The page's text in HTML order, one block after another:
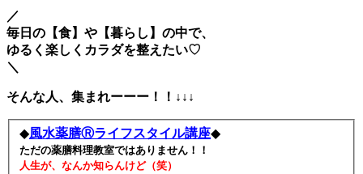
／
毎日の【食】や【暮らし】の中で、
ゆるく楽しくカラダを整えたい♡
＼
そんな人、集まれーーー！！ ↓↓↓
◆風水薬膳Ⓡライフスタイル講座◆
ただの薬膳料理教室ではありません！！
人生が、なんか知らんけど（笑）